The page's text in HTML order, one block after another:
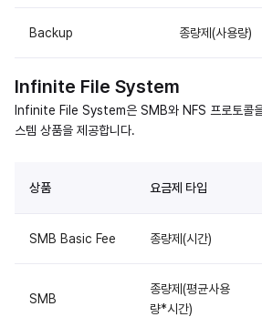
Backup 종량제(사용량)
Infinite File System
Infinite File System은 SMB와 NFS 프로토콜을
스템 상품을 제공합니다.
상품 요금제 타입
SMB Basic Fee 종량제(시간)
SMB
종량제(평균사용
량*시간)